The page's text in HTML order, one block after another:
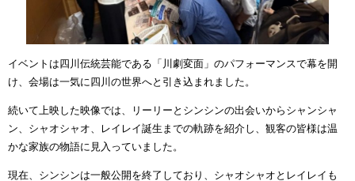
イベントは四川伝統芸能である「川劇変面」のパフォーマンスで幕を開
け、会場は一気に四川の世界へと引き込まれました。
続いて上映した映像では、リーリーとシンシンの出会いからシャンシャ
ン、シャオシャオ、レイレイ誕生までの軌跡を紹介し、観客の皆様は温
かな家族の物語に見入っていました。
現在、シンシンは一般公開を終了しており、シャオシャオとレイレイも